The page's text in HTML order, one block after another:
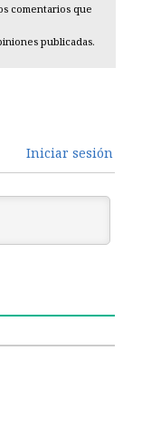
comentarios que
publicadas.
Iniciar sesión